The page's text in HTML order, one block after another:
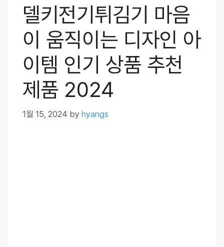
델키전기튀김기 마음
이 움직이는 디자인 아
이템 인기 상품 추천
제품 2024
1월 15, 2024 by hyangs